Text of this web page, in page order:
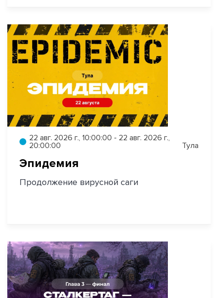
22 авг. 2026 г., 10:00:00 - 22 авг. 2026 г.,
20:00:00
Тула
Эпидемия
Продолжение вирусной саги